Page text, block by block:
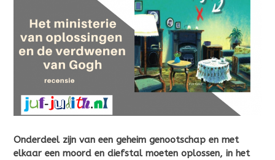
Onderdeel zijn van een geheim genootschap en met
elkaar een moord en diefstal moeten oplossen, in het